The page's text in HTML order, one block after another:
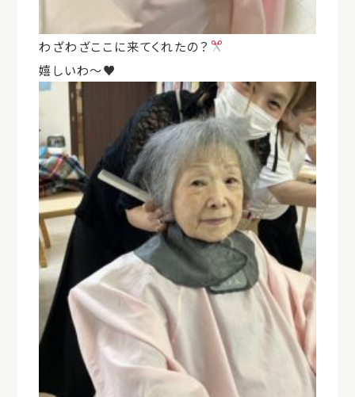
わざわざここに来てくれたの？
嬉しいわ〜♥️